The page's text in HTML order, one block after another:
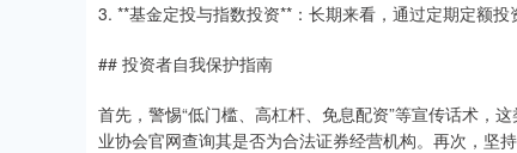
3. **基金定投与指数投资**：长期来看，通过定期定额
## 投资者自我保护指南
首先，警惕“低门槛、高杠杆、免息配资”等宣传话术，
业协会官网查询其是否为合法证券经营机构。再次，坚